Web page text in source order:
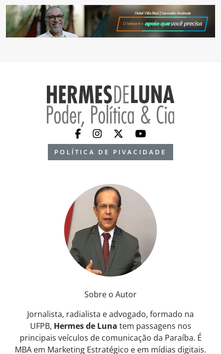
POLÍTICA DE PIVACIDADE
Sobre o Autor
Jornalista, radialista e advogado, formado na
UFPB, Hermes de Luna tem passagens nos
principais veículos de comunicação da Paraíba. É
MBA em Marketing Estratégico e em mídias digitais.